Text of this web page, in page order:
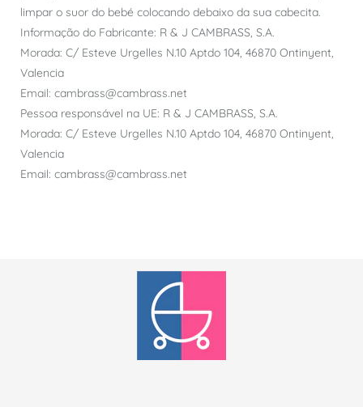
limpar o suor do bebé colocando debaixo da sua cabecita.
Informação do Fabricante: R & J CAMBRASS, S.A.
Morada: C/ Esteve Urgelles N.10 Aptdo 104, 46870 Ontinyent,
Valencia
Email: cambrass@cambrass.net
Pessoa responsável na UE: R & J CAMBRASS, S.A.
Morada: C/ Esteve Urgelles N.10 Aptdo 104, 46870 Ontinyent,
Valencia
Email: cambrass@cambrass.net